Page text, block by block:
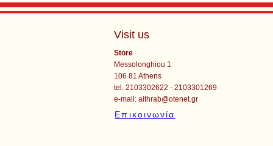
Visit us
Store
Messolonghiou 1
106 81 Athens
tel. 2103302622 - 2103301269
e-mail:aithrab@otenet.gr
Επικοινωνία